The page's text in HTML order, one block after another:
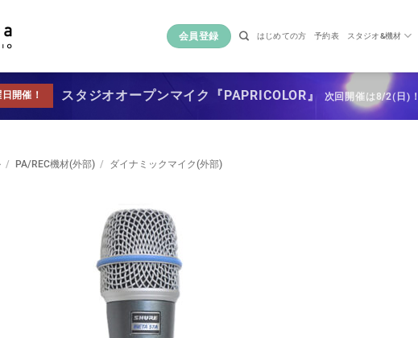
会員登録 はじめての方 予約表 スタジオ&機材
開催！ スタジオオープンマイク『PAPRICOLOR』 次回開催は8/2(日)！
/ PA/REC機材(外部) / ダイナミックマイク(外部)